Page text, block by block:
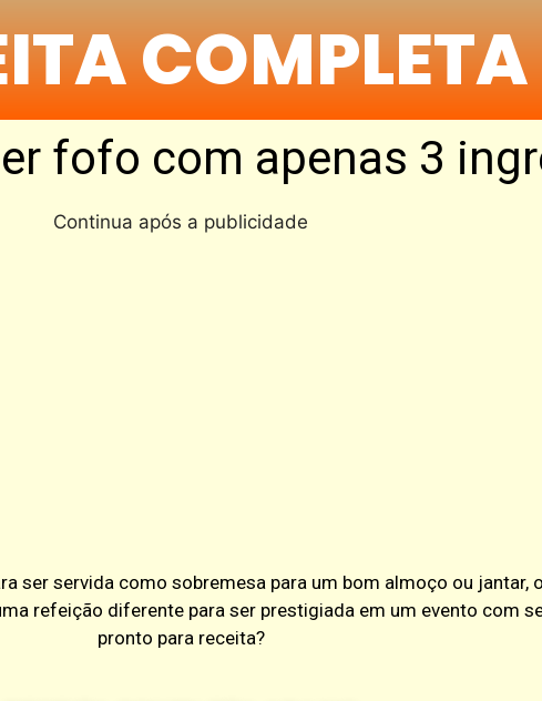
COMPLETA
fofo com apenas 3
Continua após a publicidade
ser servida como sobremesa para um bom almoço ou jantar,
refeição diferente para ser prestigiada em um evento com
pronto para receita?